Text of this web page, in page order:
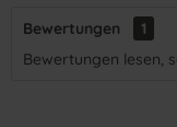
Bewertungen
1
Bewertungen lesen,